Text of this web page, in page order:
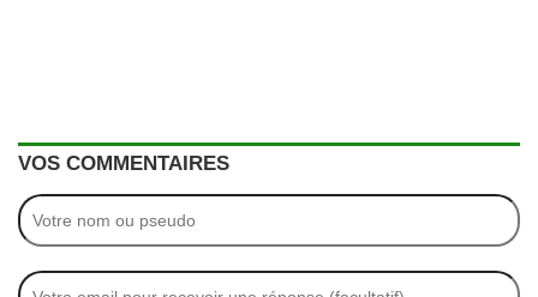
VOS COMMENTAIRES